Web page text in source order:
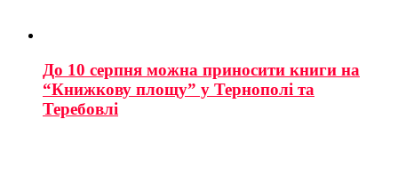
До 10 серпня можна приносити книги на
“Книжкову площу” у Тернополі та
Теребовлі